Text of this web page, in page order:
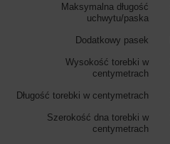
Maksymalna długość
uchwytu/paska
Dodatkowy pasek
Wysokość torebki w
centymetrach
Długość torebki w centymetrach
Szerokość dna torebki w
centymetrach